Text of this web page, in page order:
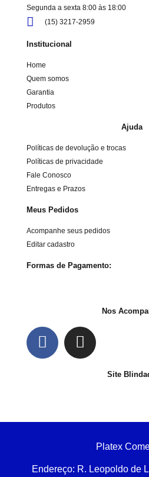
Segunda a sexta 8:00 às 18:00
(15) 3217-2959
Institucional
Home
Quem somos
Garantia
Produtos
Ajuda
Políticas de devolução e trocas
Políticas de privacidade
Fale Conosco
Entregas e Prazos
Meus Pedidos
Acompanhe seus pedidos
Editar cadastro
Formas de Pagamento:
Nos
Site
Platex
Endereço: R. Leopoldo de